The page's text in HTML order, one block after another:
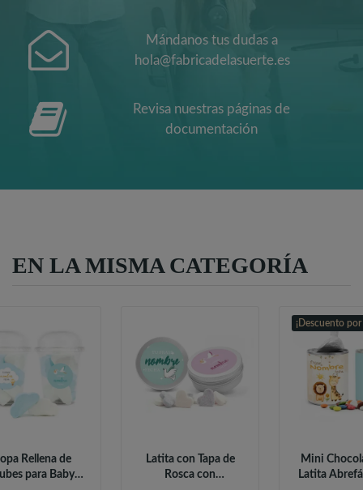
Mándanos tus dudas a
hola@fabricadelasuerte.es
Revisa nuestras páginas de
documentación
EN LA MISMA CATEGORÍA
Rellena de
para Baby
Latita con Tapa de
Rosca con
¡Descuento
Mini
Latita